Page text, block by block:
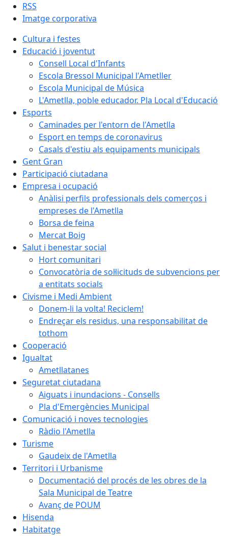
RSS
Imatge corporativa
Cultura i festes
Educació i joventut
Consell Local d'Infants
Escola Bressol Municipal l'Ametller
Escola Municipal de Música
L'Ametlla, poble educador. Pla Local d'Educació
Esports
Caminades per l'entorn de l'Ametlla
Esport en temps de coronavirus
Casals d'estiu als equipaments municipals
Gent Gran
Participació ciutadana
Empresa i ocupació
Anàlisi perfils professionals dels comerços i
empreses de l'Ametlla
Borsa de feina
Mercat Boig
Salut i benestar social
Hort comunitari
Convocatòria de sol·licituds de subvencions per
a entitats socials
Civisme i Medi Ambient
Donem-li la volta! Reciclem!
Endreçar els residus, una responsabilitat de
tothom
Cooperació
Igualtat
Ametllatanes
Seguretat ciutadana
Aiguats i inundacions - Consells
Pla d'Emergències Municipal
Comunicació i noves tecnologies
Ràdio l'Ametlla
Turisme
Gaudeix de l'Ametlla
Territori i Urbanisme
Documentació del procés de les obres de la
Sala Municipal de Teatre
Avanç de POUM
Hisenda
Habitatge